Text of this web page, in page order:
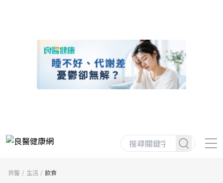
良醫 生活 飲食